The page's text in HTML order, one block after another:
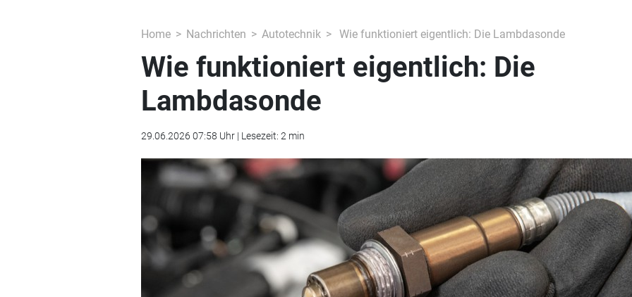
Home Nachrichten Autotechnik Wie funktioniert eigentlich: Die Lambdasonde
Wie funktioniert eigentlich: Die
Lambdasonde
29.06.2026 07:58 Uhr | Lesezeit: 2 min